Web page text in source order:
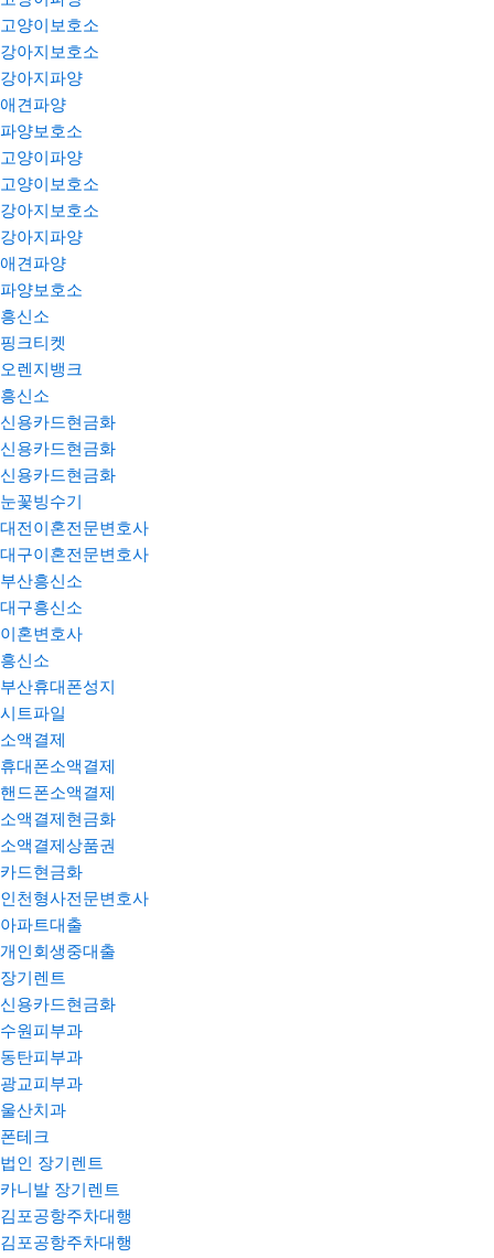
고양이보호소
강아지보호소
강아지파양
애견파양
파양보호소
고양이파양
고양이보호소
강아지보호소
강아지파양
애견파양
파양보호소
흥신소
핑크티켓
오렌지뱅크
흥신소
신용카드현금화
신용카드현금화
신용카드현금화
눈꽃빙수기
대전이혼전문변호사
대구이혼전문변호사
부산흥신소
대구흥신소
이혼변호사
흥신소
부산휴대폰성지
시트파일
소액결제
휴대폰소액결제
핸드폰소액결제
소액결제현금화
소액결제상품권
카드현금화
인천형사전문변호사
아파트대출
개인회생중대출
장기렌트
신용카드현금화
수원피부과
동탄피부과
광교피부과
울산치과
폰테크
법인 장기렌트
카니발 장기렌트
김포공항주차대행
김포공항주차대행